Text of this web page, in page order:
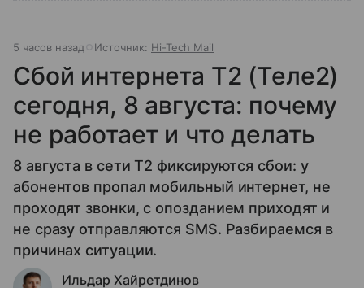
5 часов назад Источник: Hi-Tech Mail
Сбой интернета T2 (Теле2)
сегодня, 8 августа: почему
не работает и что делать
8 августа в сети T2 фиксируются сбои: у
абонентов пропал мобильный интернет, не
проходят звонки, с опозданием приходят и
не сразу отправляются SMS. Разбираемся в
причинах ситуации.
Ильдар Хайретдинов